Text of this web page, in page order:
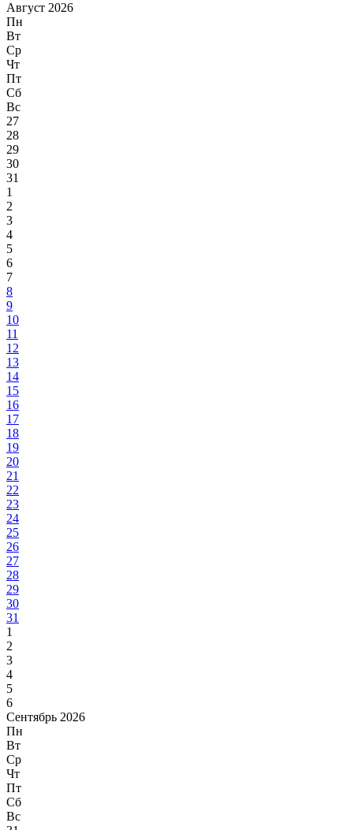
Август 2026
Пн
Вт
Ср
Чт
Пт
Сб
Вс
27
28
29
30
31
1
2
3
4
5
6
7
8
9
10
11
12
13
14
15
16
17
18
19
20
21
22
23
24
25
26
27
28
29
30
31
1
2
3
4
5
6
Сентябрь 2026
Пн
Вт
Ср
Чт
Пт
Сб
Вс